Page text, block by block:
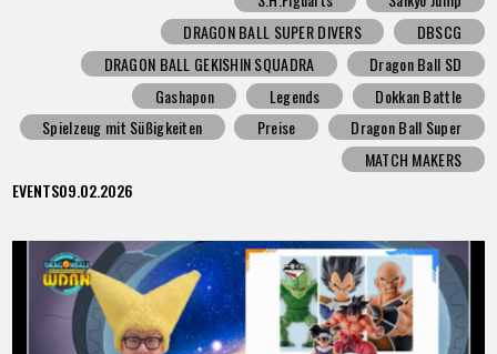
DRAGON BALL SUPER DIVERS
DBSCG
DRAGON BALL GEKISHIN SQUADRA
Dragon Ball SD
Gashapon
Legends
Dokkan Battle
Spielzeug mit Süßigkeiten
Preise
Dragon Ball Super
MATCH MAKERS
EVENTS09.02.2026